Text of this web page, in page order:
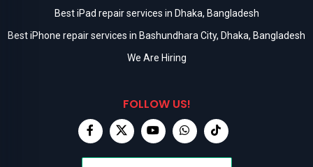
Best iPad repair services in Dhaka, Bangladesh
Best iPhone repair services in Bashundhara City, Dhaka, Bangladesh
We Are Hiring
FOLLOW US!